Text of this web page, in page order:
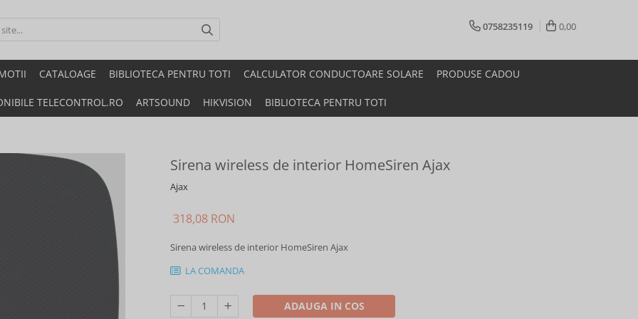
0758235119 0,00
CATALOAGE BIBLIOTECA PENTRU TOTI CALCULATOR CONDUCTOARE SOLARE PRODUSE CADOU
TELECONTROL.RO ARTSOUND HIKVISION BIBLIOTECA PENTRU TOTI
Sirena wireless de interior HomeSiren Ajax
Ajax
318,08 RON
Sirena wireless de interior HomeSiren Ajax
LA COMANDA
ADAUGA IN COS